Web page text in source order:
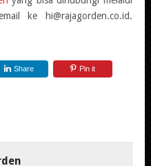
ke hi@rajagorden.co.id.
Share Pin it